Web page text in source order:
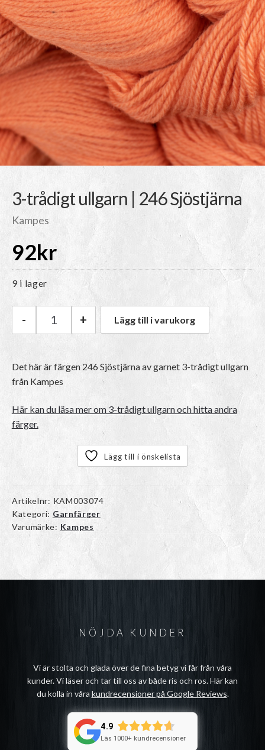
3-trådigt ullgarn | 246 Sjöstjärna
Kampes
92kr
9 i lager
Kampes 3-trådigt ullgarn | 246 Sjöstjärna
- + Lägg till i varukorg
Det här är färgen 246 Sjöstjärna av garnet 3-trådigt ullgarn
från Kampes
Här kan du läsa mer om 3-trådigt ullgarn och hitta andra
färger.
Lägg till i önskelista
Artikelnr: KAM003074
Kategori: Garnfärger
Varumärke: Kampes
NÖJDA KUNDER
Vi är stolta och glada över de fina betyg vi får från våra
kunder. Vi läser och tar till oss av både ris och ros. Här kan
du kolla in våra kundrecensioner på Google Reviews.
4.9
Läs 1000+ kundrecensioner